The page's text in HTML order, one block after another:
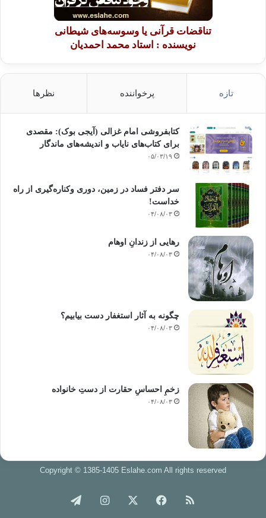
تناقضات قرآنی یا وسوسه‌های شیطانی
نویسنده : استاد محمد احمدیان
تازه پرخواننده نظرها
کتابفروشی امام غزالی (آیجی بوک): مقصدی
برای کتاب‌های نایاب و اندیشه‌های ماندگار
۰۵/۰۳/۱۹
سر دفتر فساد در زمین‌، دوری وکناره‌گیری از راه
خداست‌!
۰۴/۰۸/۰۳
رهایی از زندانِ اوهام
۰۴/۰۸/۰۳
چگونه به آثار استغفار دست بیابیم؟
۰۴/۰۸/۰۳
زخمِ احساسِ حقارت از دستِ خانواده
۰۴/۰۸/۰۳
Copyright © 1385-1405 Eslahe.com All rights reserved
خوراک فیس اینستاگرام